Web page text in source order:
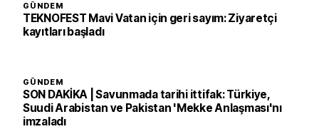
GÜNDEM
TEKNOFEST Mavi Vatan için geri sayım: Ziyaretçi
kayıtları başladı
GÜNDEM
SON DAKİKA | Savunmada tarihi ittifak: Türkiye,
Suudi Arabistan ve Pakistan 'Mekke Anlaşması'nı
imzaladı